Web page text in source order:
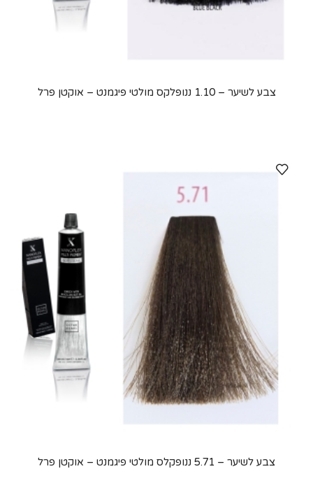
צבע לשיער – 1.10 ננופלקס מולטי פיגמנט – אוקטן פרל
צבע לשיער – 5.71 ננופקלס מולטי פיגמנט – אוקטן פרל